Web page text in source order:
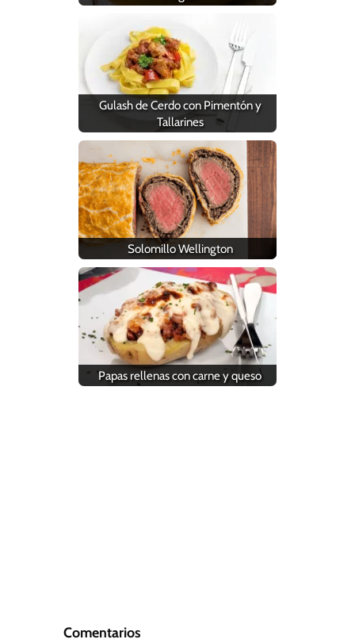
Gulash de Cerdo con Pimentón y
Tallarines
Solomillo Wellington
Papas rellenas con carne y queso
Comentarios